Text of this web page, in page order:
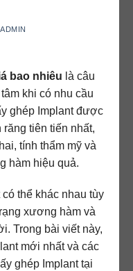
ADMIN
bao nhiêu là câu
khi có nhu cầu
ghép Implant được
tiên tiến nhất,
tính thẩm mỹ và
hàm hiệu quả.
thể khác nhau tùy
xương hàm và
Trong bài viết này,
mới nhất và các
ghép Implant tại